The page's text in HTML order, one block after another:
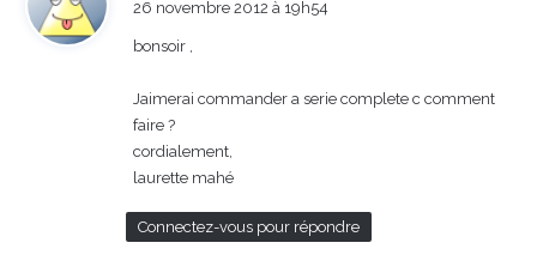
26 novembre 2012 à 19h54
bonsoir ,
Jaimerai commander a serie complete c comment
faire ?
cordialement,
laurette mahé
Connectez-vous pour répondre